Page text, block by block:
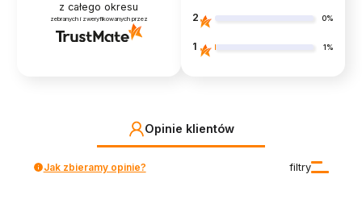
z całego okresu
zebranych i zweryfikowanych przez 2 0%
1 1%
Opinie klientów
filtry
Jak zbieramy opinie?